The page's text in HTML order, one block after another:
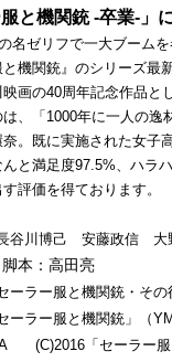
と機関銃-卒業-」
名ゼリフで一大ブーム
機関銃』のシリーズ最
映画の40周年記念作品と
、「 1000年に一人の逸
。既に実施された女子
と満足度97.5%、ハラ
評価を得ております。
谷川博己 安藤政信 大
本：高田亮
ーラー服と機関銃・その
ーラー服と機関銃」（
(C)2016 「セーラー